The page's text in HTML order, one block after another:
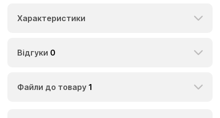
Характеристики
Відгуки 0
Файли до товару 1